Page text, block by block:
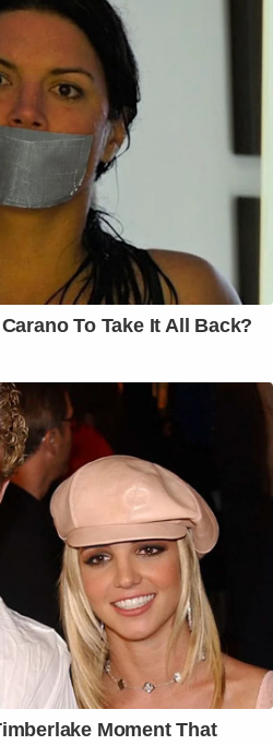
To Take It All Back?
Moment That